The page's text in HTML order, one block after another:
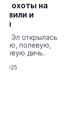
охоты на
и
Эл открылась
полевую,
дичь.